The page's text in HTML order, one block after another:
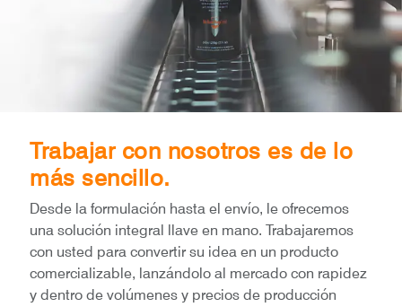
Trabajar con nosotros es de lo
más sencillo.
Desde la formulación hasta el envío, le ofrecemos
una solución integral llave en mano. Trabajaremos
con usted para convertir su idea en un producto
comercializable, lanzándolo al mercado con rapidez
y dentro de volúmenes y precios de producción